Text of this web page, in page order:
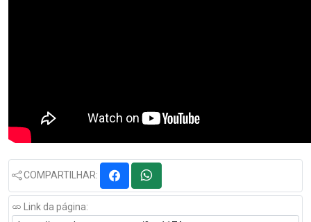
COMPARTILHAR:
Link da página: